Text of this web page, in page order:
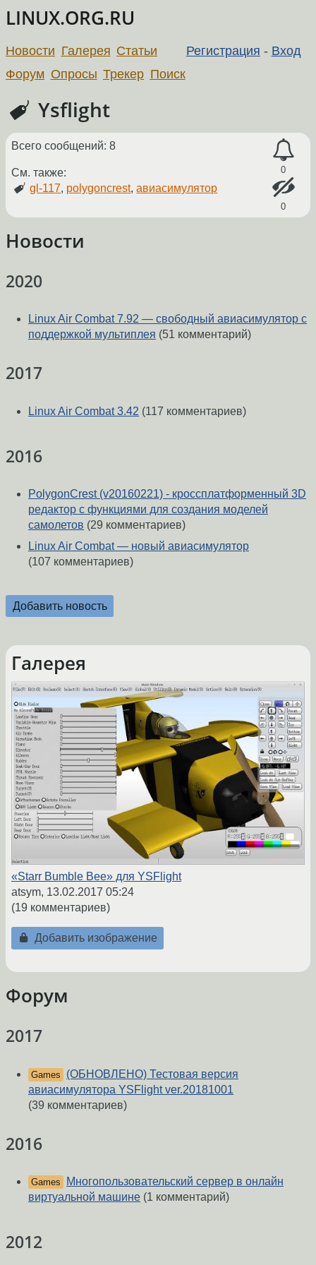
LINUX.ORG.RU
Регистрация - Вход
Новости Галерея Статьи
Форум Опросы Трекер Поиск
Ysflight
0
0
Всего сообщений: 8
См. также:
gl-117, polygoncrest,авиасимулятор
Новости
2020
Linux Air Combat 7.92 — свободный авиасимулятор с
поддержкой мультиплея (51 комментарий)
2017
Linux Air Combat 3.42 (117 комментариев)
2016
PolygonCrest (v20160221) - кроссплатформенный 3D
редактор с функциями для создания моделей
самолетов (29 комментариев)
Linux Air Combat — новый авиасимулятор
(107 комментариев)
Добавить новость
Галерея
«Starr Bumble Bee» для YSFlight
atsym, 13.02.2017 05:24
(19 комментариев)
Добавить изображение
Форум
2017
Games
(ОБНОВЛЕНО) Тестовая версия
авиасимулятора YSFlight ver.20181001
(39 комментариев)
2016
Games
Многопользовательский сервер в онлайн
виртуальной машине (1 комментарий)
2012